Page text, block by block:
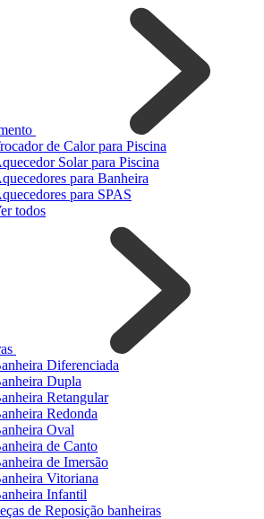
de Calor para Piscina
Solar para Piscina
para Banheira
para SPAS
todos
Diferenciada
Dupla
Retangular
Redonda
Oval
de Canto
de Imersão
Vitoriana
Infantil
de Reposição banheiras